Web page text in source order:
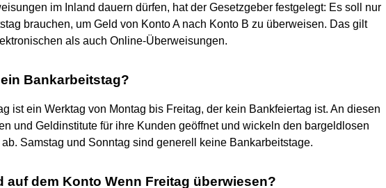
im Inland dauern dürfen, hat der Gesetzgeber festgelegt: Es soll nur
brauchen, um Geld von Konto A nach Konto B zu überweisen. Das gilt
als auch Online-Überweisungen.
Bankarbeitstag?
ist ein Werktag von Montag bis Freitag, der kein Bankfeiertag ist. An diesen
und Geldinstitute für ihre Kunden geöffnet und wickeln den bargeldlosen
Samstag und Sonntag sind generell keine Bankarbeitstage.
auf dem Konto Wenn Freitag überwiesen?